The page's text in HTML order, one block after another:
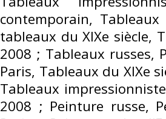
contemporain,
tableaux du XIXe siècle,
2008 ; Tableaux russes,
Paris, Tableaux du XIXe
Tableaux
2008 ; Peinture russe,